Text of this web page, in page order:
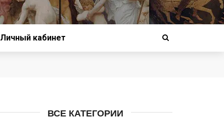
Личный кабинет
ВСЕ КАТЕГОРИИ